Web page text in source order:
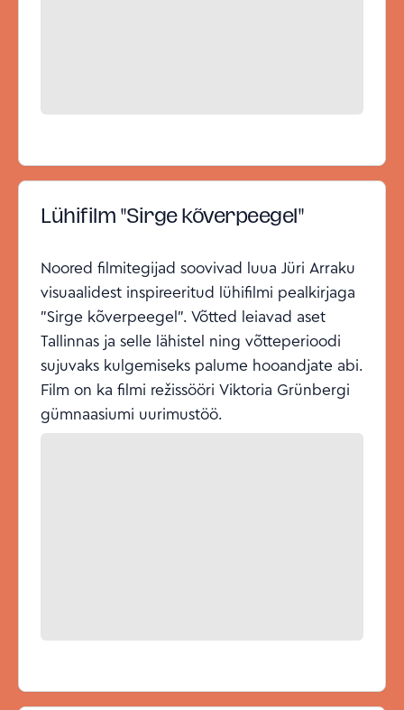
Lühifilm "Sirge kõverpeegel"
Noored filmitegijad soovivad luua Jüri Arraku
visuaalidest inspireeritud lühifilmi pealkirjaga
"Sirge kõverpeegel". Võtted leiavad aset
Tallinnas ja selle lähistel ning võtteperioodi
sujuvaks kulgemiseks palume hooandjate abi.
Film on ka filmi režissööri Viktoria Grünbergi
gümnaasiumi uurimustöö.